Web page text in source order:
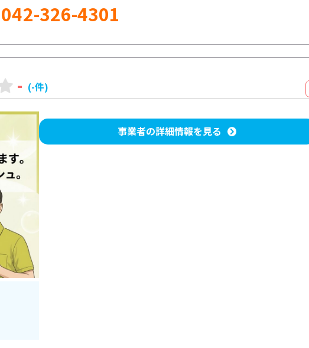
042-326-4301
- (-件)
事業者の詳細情報を見る